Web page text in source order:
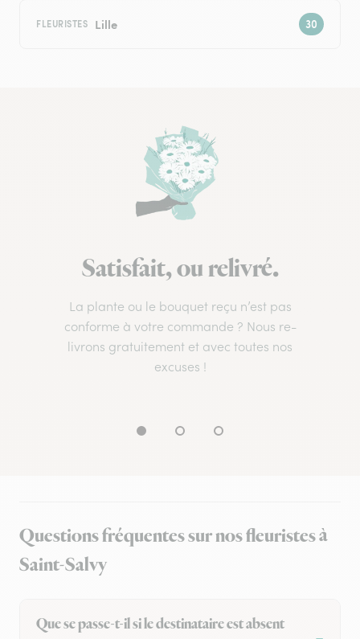
FLEURISTES Lille
Satisfait, ou relivré.
La plante ou le bouquet reçu n’est pas
conforme à votre commande ? Nous re-
livrons gratuitement et avec toutes nos
excuses !
Questions fréquentes sur nos fleuristes à
Saint-Salvy
Que se passe-t-il si le destinataire est absent